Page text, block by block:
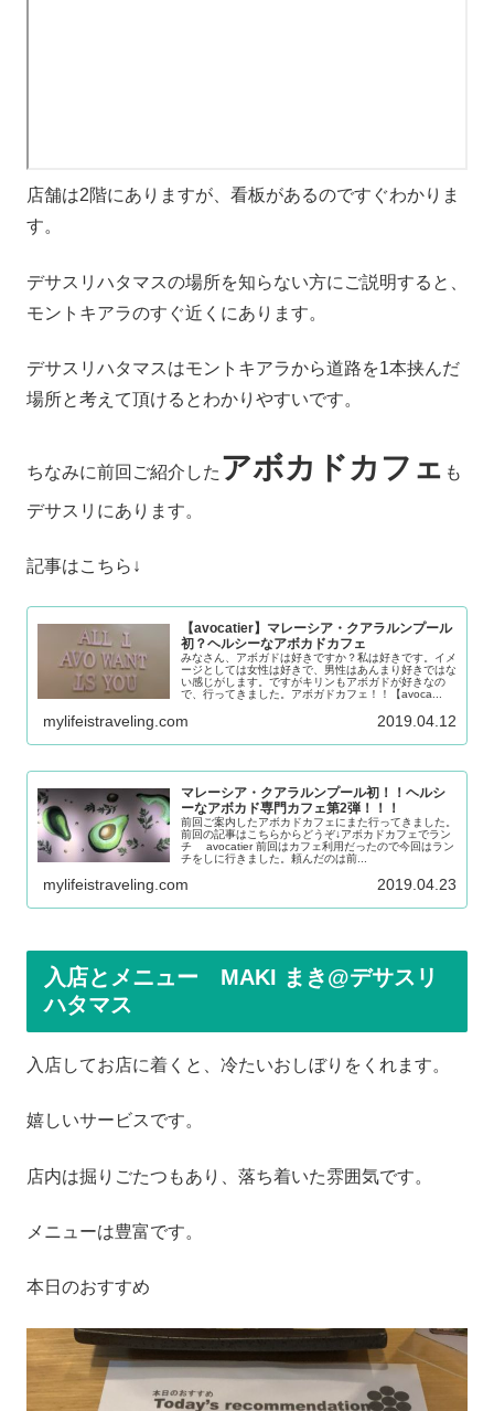
店舗は2階にありますが、看板があるのですぐわかりま
す。
デサスリハタマスの場所を知らない方にご説明すると、
モントキアラのすぐ近くにあります。
デサスリハタマスはモントキアラから道路を1本挟んだ
場所と考えて頂けるとわかりやすいです。
ちなみに前回ご紹介した アボカドカフェ も
デサスリにあります。
記事はこちら↓
【avocatier】マレーシア・クアラルンプール
初？ヘルシーなアボカドカフェ
みなさん、アボガドは好きですか？私は好きです。イメ
ージとしては女性は好きで、男性はあんまり好きではな
い感じがします。ですがキリンもアボガドが好きなの
で、行ってきました。アボガドカフェ！！【avoca...
mylifeistraveling.com 2019.04.12
マレーシア・クアラルンプール初！！ヘルシ
ーなアボカド専門カフェ第2弾！！！
前回ご案内したアボカドカフェにまた行ってきました。
前回の記事はこちらからどうぞ↓アボカドカフェでラン
チ avocatier 前回はカフェ利用だったので今回はラン
チをしに行きました。頼んだのは前...
mylifeistraveling.com 2019.04.23
入店とメニュー MAKI まき@デサスリ
ハタマス
入店してお店に着くと、冷たいおしぼりをくれます。
嬉しいサービスです。
店内は掘りごたつもあり、落ち着いた雰囲気です。
メニューは豊富です。
本日のおすすめ